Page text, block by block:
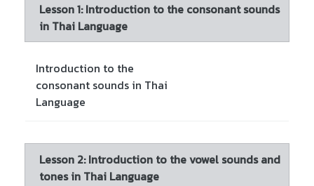
Lesson 1: Introduction to the consonant sounds
in Thai Language
Introduction to the
consonant sounds in Thai
Language
Lesson 2: Introduction to the vowel sounds and
tones in Thai Language